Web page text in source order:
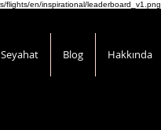
flights/en/inspirational/leaderboard_v1.png
Seyahat Blog Hakkında